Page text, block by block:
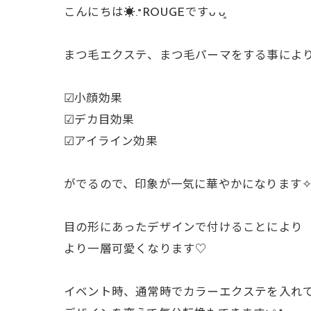
こんにちは☀️.°ROUGEですᴗ ᴗ͈
まつ毛エクステ、まつ毛パーマをする事により
☑︎小顔効果
︎︎︎︎︎︎☑︎デカ目効果
︎︎︎︎︎︎☑︎アイライン効果
がでるので、印象が一気に華やかになります
目の形にあったデザインで付けることにより
より一層可愛くなります♡
イベント時、通常時でカラーエクステを入れ